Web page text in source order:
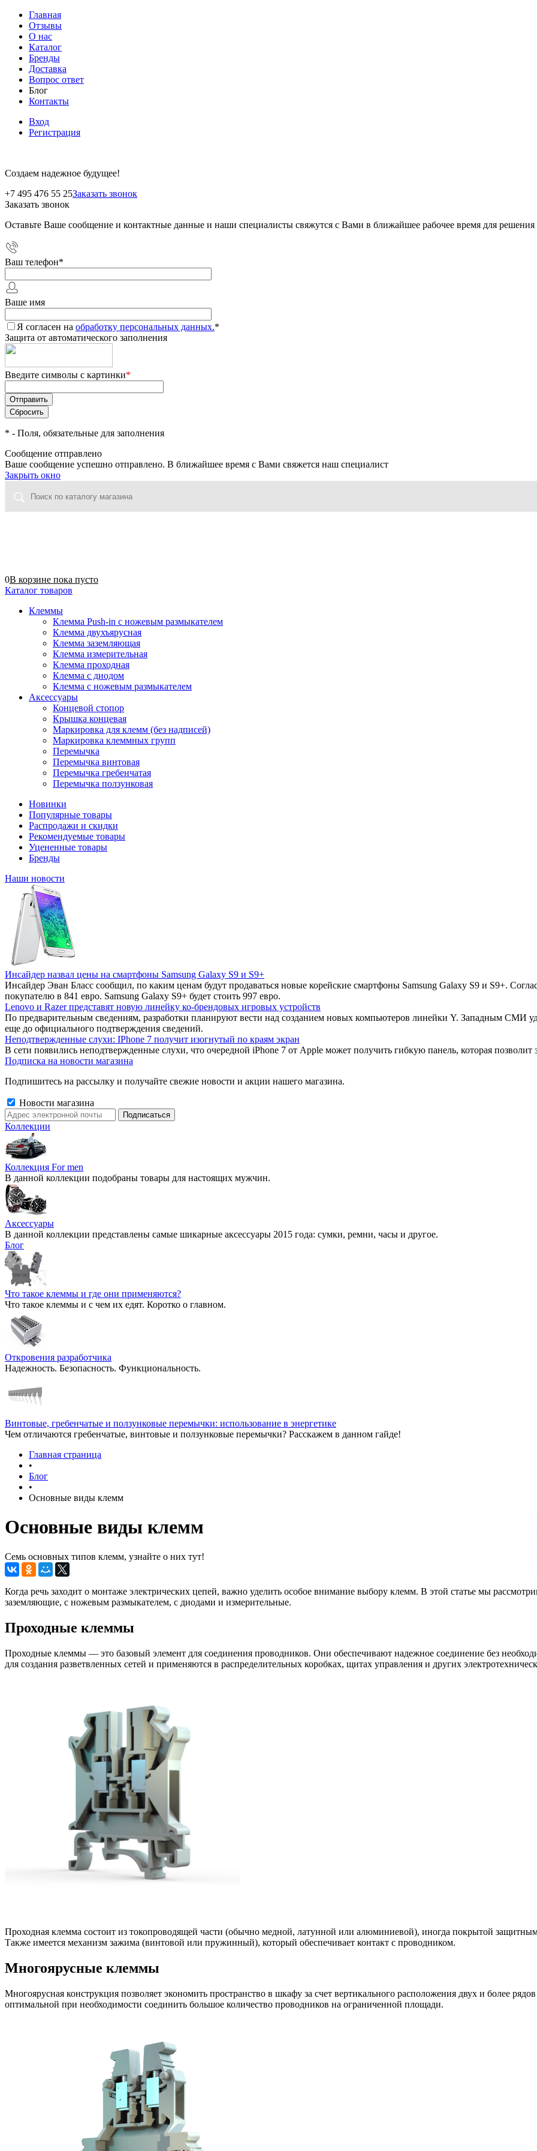
Главная
Отзывы
О нас
Каталог
Бренды
Доставка
Вопрос ответ
Блог
Контакты
Вход
Регистрация
Создаем надежное будущее!
+7 495 476 55 25Заказать звонок
Заказать звонок
Оставьте Ваше сообщение и контактные данные и наши специалисты свяжутся с Вами в ближайшее рабочее время для
Ваш телефон*
Ваше имя
Я согласен на обработку персональных данных.*
Защита от автоматического заполнения
Введите символы с картинки*
* - Поля, обязательные для заполнения
Сообщение отправлено
Ваше сообщение успешно отправлено. В ближайшее время с Вами свяжется наш специалист
Закрыть окно
0В корзине пока пусто
Каталог товаров
Клеммы
Клемма Push-in с ножевым размыкателем
Клемма двухъярусная
Клемма заземляющая
Клемма измерительная
Клемма проходная
Клемма с диодом
Клемма с ножевым размыкателем
Аксессуары
Концевой стопор
Крышка концевая
Маркировка для клемм (без надписей)
Маркировка клеммных групп
Перемычка
Перемычка винтовая
Перемычка гребенчатая
Перемычка ползунковая
Новинки
Популярные товары
Распродажи и скидки
Рекомендуемые товары
Уцененные товары
Бренды
Наши новости
Инсайдер назвал цены на смартфоны Samsung Galaxy S9 и S9+
Инсайдер Эван Бласс сообщил, по каким ценам будут продаваться новые корейские смартфоны Samsung Galaxy S9 и S9+.
покупателю в 841 евро. Samsung Galaxy S9+ будет стоить 997 евро.
Lenovo и Razer представят новую линейку ко-брендовых игровых устройств
По предварительным сведениям, разработки планируют вести над созданием новых компьютеров линейки Y. Западным СМИ
еще до официального подтверждения сведений.
Неподтвержденные слухи: IPhone 7 получит изогнутый по краям экран
В сети появились неподтвержденные слухи, что очередной iPhone 7 от Apple может получить гибкую панель, которая позволит
Подписка на новости магазина
Подпишитесь на рассылку и получайте свежие новости и акции нашего магазина.
Новости магазина
Коллекции
Коллекция For men
В данной коллекции подобраны товары для настоящих мужчин.
Аксессуары
В данной коллекции представлены самые шикарные аксессуары 2015 года: сумки, ремни, часы и другое.
Блог
Что такое клеммы и где они применяются?
Что такое клеммы и с чем их едят. Коротко о главном.
Откровения разработчика
Надежность. Безопасность. Функциональность.
Винтовые, гребенчатые и ползунковые перемычки: использование в энергетике
Чем отличаются гребенчатые, винтовые и ползунковые перемычки? Расскажем в данном гайде!
Главная страница
•
Блог
•
Основные виды клемм
Основные виды клемм
Cемь основных типов клемм, узнайте о них тут!
Когда речь заходит о монтаже электрических цепей, важно уделить особое внимание выбору клемм. В этой статье мы
заземляющие, с ножевым размыкателем, с диодами и измерительные.
Проходные клеммы
Проходные клеммы — это базовый элемент для соединения проводников. Они обеспечивают надежное соединение без
для создания разветвленных сетей и применяются в распределительных коробках, щитах управления и других
Проходная клемма состоит из токопроводящей части (обычно медной, латунной или алюминиевой), иногда покрытой
Также имеется механизм зажима (винтовой или пружинный), который обеспечивает контакт с проводником.
Многоярусные клеммы
Многоярусная конструкция позволяет экономить пространство в шкафу за счет вертикального расположения двух и более
оптимальной при необходимости соединить большое количество проводников на ограниченной площади.